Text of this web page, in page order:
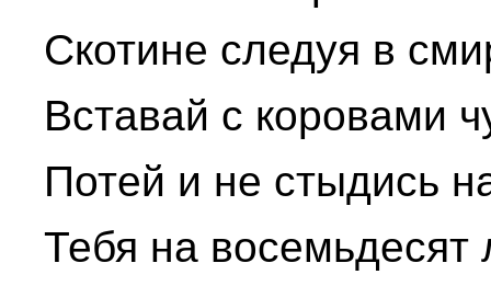
Скотине следуя в
Вставай с коровами
Потей и не стыдись
Тебя на восемьдесят